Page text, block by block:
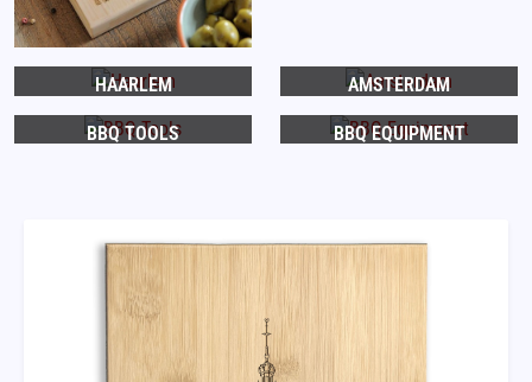
HAARLEM AMSTERDAM
BBQ TOOLS BBQ EQUIPMENT